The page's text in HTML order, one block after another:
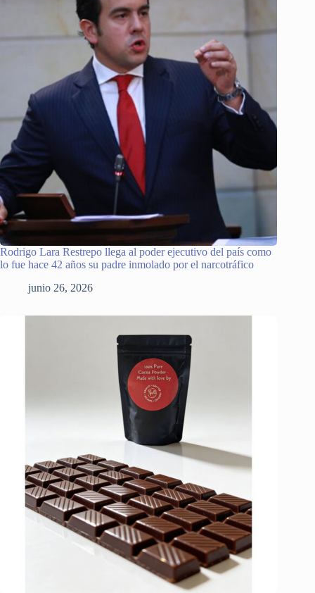
Rodrigo Lara Restrepo llega al poder ejecutivo del país como
lo fue hace 42 años su padre inmolado por el narcotráfico
junio 26, 2026